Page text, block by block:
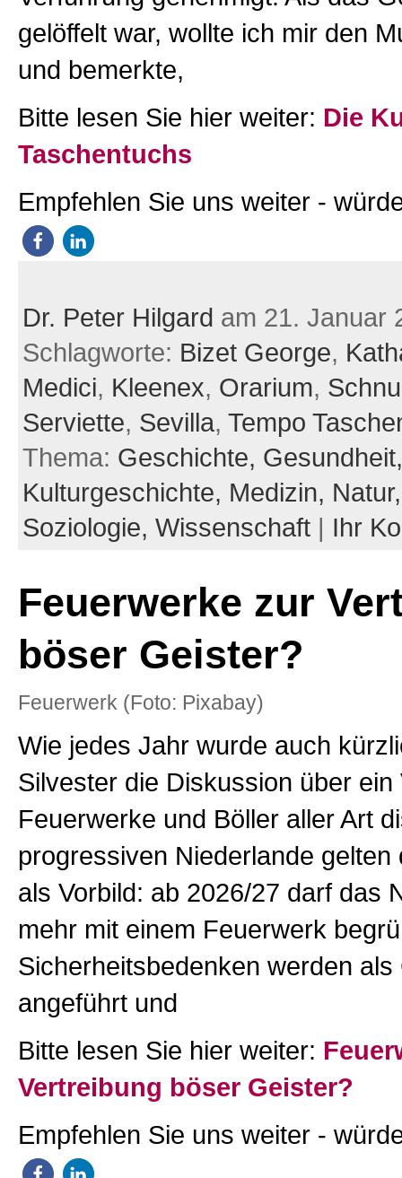
gelöffelt war, wollte ich mir den
und bemerkte,
Bitte lesen Sie hier weiter: Die
Taschentuchs
Empfehlen Sie uns weiter -
Dr. Peter Hilgard am 21. Januar
Schlagworte: Bizet George,
Medici, Kleenex, Orarium,
Serviette, Sevilla, Tempo
Thema: Geschichte, Gesundheit,
Kulturgeschichte, Medizin,
Soziologie, Wissenschaft| Ihr
Feuerwerke zur
böser Geister?
Feuerwerk (Foto: Pixabay)
Wie jedes Jahr wurde auch
Silvester die Diskussion über ein
Feuerwerke und Böller aller Art
progressiven Niederlande gelten
als Vorbild: ab 2026/27 darf das
mehr mit einem Feuerwerk
Sicherheitsbedenken werden
angeführt und
Bitte lesen Sie hier weiter:
Vertreibung böser Geister?
Empfehlen Sie uns weiter -